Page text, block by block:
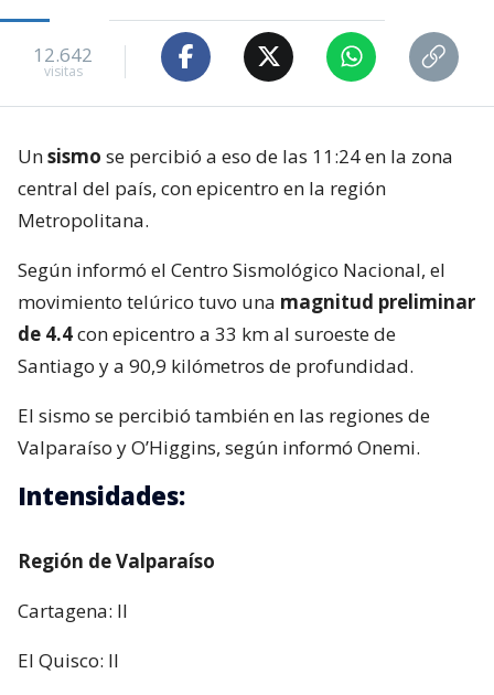
12.642
visitas
Unsismo se percibió a eso de las 11:24 en la zona
central del país, con epicentro en la región
Metropolitana.
Según informó el Centro Sismológico Nacional, el
movimiento telúrico tuvo una magnitud preliminar
de 4.4con epicentro a 33 km al suroeste de
Santiago y a 90,9 kilómetros de profundidad.
El sismo se percibió también en las regiones de
Valparaíso y O’Higgins, según informó Onemi.
Intensidades:
Región de Valparaíso
Cartagena: II
El Quisco: II